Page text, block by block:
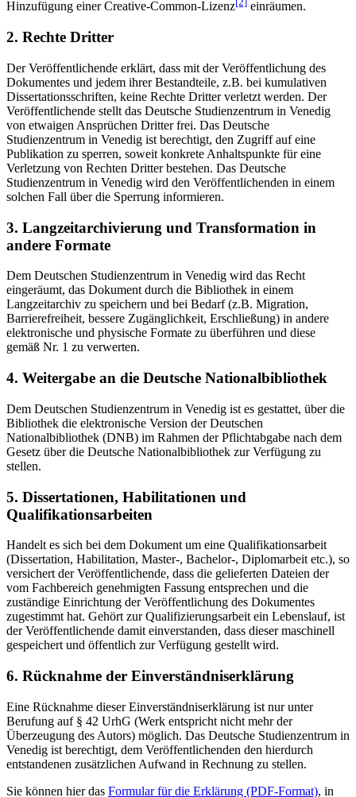
Hinzufügung einer Creative-Common-Lizenz
einräumen.
2. Rechte Dritter
Der Veröffentlichende erklärt, dass mit der Veröffentlichung des
Dokumentes und jedem ihrer Bestandteile, z.B. bei kumulativen
Dissertationsschriften, keine Rechte Dritter verletzt werden. Der
Veröffentlichende stellt das Deutsche Studienzentrum in Venedig
von etwaigen Ansprüchen Dritter frei. Das Deutsche
Studienzentrum in Venedig ist berechtigt, den Zugriff auf eine
Publikation zu sperren, soweit konkrete Anhaltspunkte für eine
Verletzung von Rechten Dritter bestehen. Das Deutsche
Studienzentrum in Venedig wird den Veröffentlichenden in einem
solchen Fall über die Sperrung informieren.
3. Langzeitarchivierung und Transformation in
andere Formate
Dem Deutschen Studienzentrum in Venedig wird das Recht
eingeräumt, das Dokument durch die Bibliothek in einem
Langzeitarchiv zu speichern und bei Bedarf (z.B. Migration,
Barrierefreiheit, bessere Zugänglichkeit, Erschließung) in andere
elektronische und physische Formate zu überführen und diese
gemäß Nr. 1 zu verwerten.
4. Weitergabe an die Deutsche Nationalbibliothek
Dem Deutschen Studienzentrum in Venedig ist es gestattet, über die
Bibliothek die elektronische Version der Deutschen
Nationalbibliothek (DNB) im Rahmen der Pflichtabgabe nach dem
Gesetz über die Deutsche Nationalbibliothek zur Verfügung zu
stellen.
5. Dissertationen, Habilitationen und
Qualifikationsarbeiten
Handelt es sich bei dem Dokument um eine Qualifikationsarbeit
(Dissertation, Habilitation, Master-, Bachelor-, Diplomarbeit etc.), so
versichert der Veröffentlichende, dass die gelieferten Dateien der
vom Fachbereich genehmigten Fassung entsprechen und die
zuständige Einrichtung der Veröffentlichung des Dokumentes
zugestimmt hat. Gehört zur Qualifizierungsarbeit ein Lebenslauf, ist
der Veröffentlichende damit einverstanden, dass dieser maschinell
gespeichert und öffentlich zur Verfügung gestellt wird.
6. Rücknahme der Einverständniserklärung
Eine Rücknahme dieser Einverständniserklärung ist nur unter
Berufung auf § 42 UrhG (Werk entspricht nicht mehr der
Überzeugung des Autors) möglich. Das Deutsche Studienzentrum in
Venedig ist berechtigt, dem Veröffentlichenden den hierdurch
entstandenen zusätzlichen Aufwand in Rechnung zu stellen.
Sie können hier das Formular für die Erklärung (PDF-Format), in